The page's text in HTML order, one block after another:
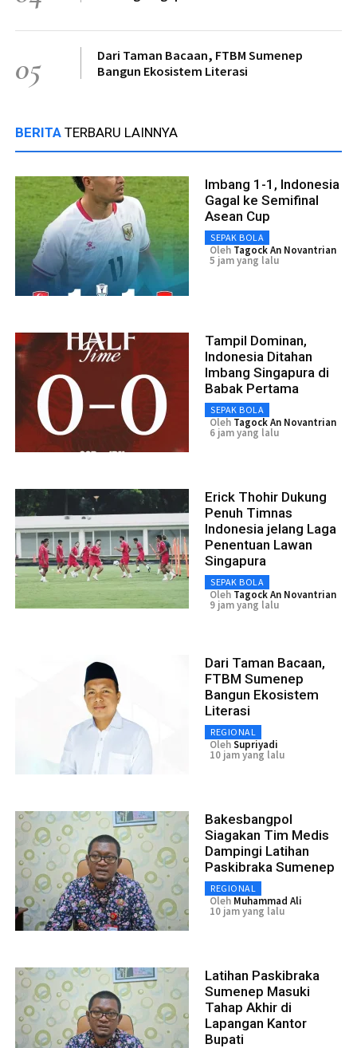
05
Dari Taman Bacaan, FTBM Sumenep
Bangun Ekosistem Literasi
BERITA TERBARU LAINNYA
Imbang 1-1, Indonesia
Gagal ke Semifinal
Asean Cup
SEPAK BOLA
Oleh Tagock An Novantrian
5 jam yang lalu
Tampil Dominan,
Indonesia Ditahan
Imbang Singapura di
Babak Pertama
SEPAK BOLA
Oleh Tagock An Novantrian
6 jam yang lalu
Erick Thohir Dukung
Penuh Timnas
Indonesia jelang Laga
Penentuan Lawan
Singapura
SEPAK BOLA
Oleh Tagock An Novantrian
9 jam yang lalu
Dari Taman Bacaan,
FTBM Sumenep
Bangun Ekosistem
Literasi
REGIONAL
OlehSupriyadi
10 jam yang lalu
Bakesbangpol
Siagakan Tim Medis
Dampingi Latihan
Paskibraka Sumenep
REGIONAL
Oleh Muhammad Ali
10 jam yang lalu
Latihan Paskibraka
Sumenep Masuki
Tahap Akhir di
Lapangan Kantor
Bupati